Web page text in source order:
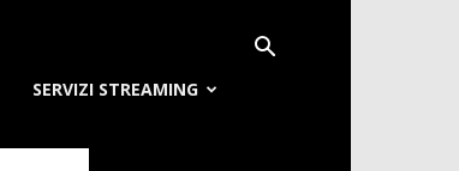
SERVIZI STREAMING